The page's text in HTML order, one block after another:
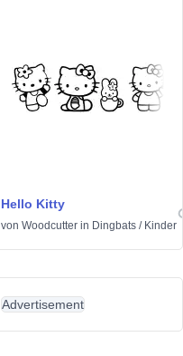
Hello Kitty
von Woodcutter in Dingbats / Kinder
Advertisement